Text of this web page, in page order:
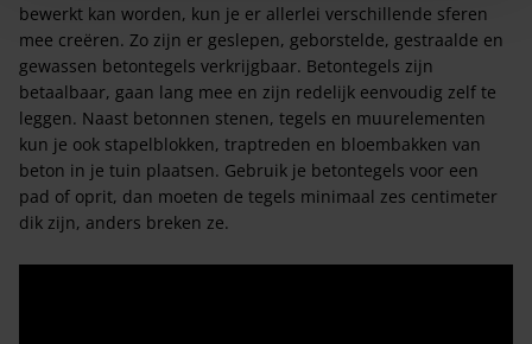
bewerkt kan worden, kun je er allerlei verschillende sferen
mee creëren. Zo zijn er geslepen, geborstelde, gestraalde en
gewassen betontegels verkrijgbaar. Betontegels zijn
betaalbaar, gaan lang mee en zijn redelijk eenvoudig zelf te
leggen. Naast betonnen stenen, tegels en muurelementen
kun je ook stapelblokken, traptreden en bloembakken van
beton in je tuin plaatsen. Gebruik je betontegels voor een
pad of oprit, dan moeten de tegels minimaal zes centimeter
dik zijn, anders breken ze.